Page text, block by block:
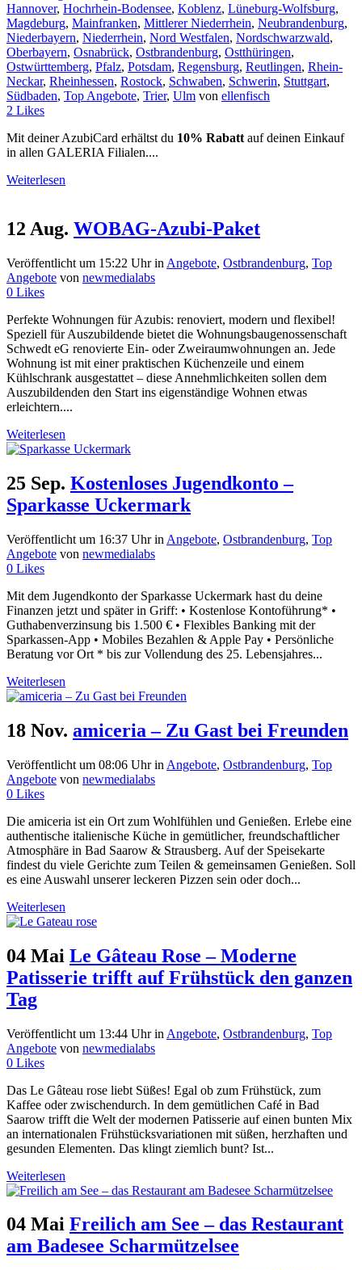
Hannover, Hochrhein-Bodensee, Koblenz, Lüneburg-Wolfsburg,
Magdeburg, Mainfranken, Mittlerer Niederrhein, Neubrandenburg,
Niederbayern, Niederrhein, Nord Westfalen, Nordschwarzwald,
Oberbayern, Osnabrück, Ostbrandenburg, Ostthüringen,
Ostwürttemberg, Pfalz, Potsdam, Regensburg, Reutlingen, Rhein-
Neckar, Rheinhessen, Rostock, Schwaben, Schwerin, Stuttgart,
Südbaden, Top Angebote, Trier, Ulm von ellenfisch
2 Likes
Mit deiner AzubiCard erhältst du 10% Rabatt auf deinen Einkauf
in allen GALERIA Filialen....
Weiterlesen
12 Aug. WOBAG-Azubi-Paket
Veröffentlicht um 15:22 Uhrin Angebote, Ostbrandenburg, Top
Angebote von newmedialabs
0 Likes
Perfekte Wohnungen für Azubis: renoviert, modern und flexibel!
Speziell für Auszubildende bietet die Wohnungsbaugenossenschaft
Schwedt eG renovierte Ein- oder Zweiraumwohnungen an. Jede
Wohnung ist mit einer praktischen Küchenzeile und einem
Kühlschrank ausgestattet – diese Annehmlichkeiten sollen dem
Auszubildenden den Start ins eigenständige Wohnen etwas
erleichtern....
Weiterlesen
25 Sep. Kostenloses Jugendkonto –
Sparkasse Uckermark
Veröffentlicht um 16:37 Uhrin Angebote, Ostbrandenburg, Top
Angebote von newmedialabs
0 Likes
Mit dem Jugendkonto der Sparkasse Uckermark hast du deine
Finanzen jetzt und später in Griff: • Kostenlose Kontoführung* •
Guthabenverzinsung bis 1.500 € • Flexibles Banking mit der
Sparkassen-App • Mobiles Bezahlen & Apple Pay • Persönliche
Beratung vor Ort * bis zur Vollendung des 25. Lebensjahres...
Weiterlesen
18 Nov. amiceria – Zu Gast bei Freunden
Veröffentlicht um 08:06 Uhrin Angebote, Ostbrandenburg, Top
Angebote von newmedialabs
0 Likes
Die amiceria ist ein Ort zum Wohlfühlen und Genießen. Erlebe eine
authentische italienische Küche in gemütlicher, freundschaftlicher
Atmosphäre in Bad Saarow & Strausberg. Auf der Speisekarte
findest du viele Gerichte zum Teilen & gemeinsamen Genießen. Soll
es eine Auswahl unserer leckeren Pizzen sein oder doch...
Weiterlesen
04 Mai Le Gâteau Rose – Moderne
Patisserie trifft auf Frühstück den ganzen
Tag
Veröffentlicht um 13:44 Uhrin Angebote, Ostbrandenburg, Top
Angebote von newmedialabs
0 Likes
Das Le Gâteau rose liebt Süßes! Egal ob zum Frühstück, zum
Kaffee oder zwischendurch. In dem gemütlichen Café in Bad
Saarow trifft die Welt der modernen Patisserie auf einen bunten Mix
an internationalen Frühstücksvariationen mit süßen, herzhaften und
gesunden Elementen. Das klingt ziemlich bunt? Ist...
Weiterlesen
04 Mai Freilich am See – das Restaurant
am Badesee Scharmützelsee